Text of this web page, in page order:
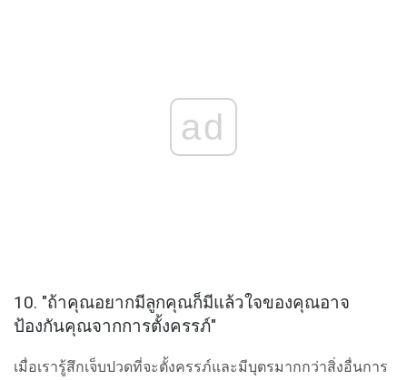
ad
10. "ถ้าคุณอยากมีลูกคุณก็มีแล้วใจของคุณอาจ
ป้องกันคุณจากการตั้งครรภ์"
เมื่อเรารู้สึกเจ็บปวดที่จะตั้งครรภ์และมีบุตรมากกว่าสิ่งอื่นการ